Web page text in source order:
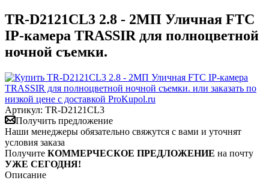
TR-D2121CL3 2.8 - 2МП Уличная FTC
IP-камера TRASSIR для полноцветной
ночной съемки.
Артикул: TR-D2121CL3
Получить предложение
Наши менеджеры обязательно свяжутся с вами и уточнят
условия заказа
Получите КОММЕРЧЕСКОЕ ПРЕДЛОЖЕНИЕ на почту
УЖЕ СЕГОДНЯ!
Описание